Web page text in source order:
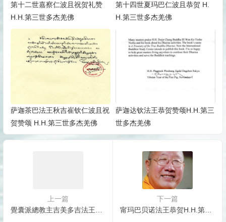
第十二世嘉察仁波且祝贺礼赞
H.H.第三世多杰羌佛
第十四世夏玛巴仁波且恭贺 H.
H.第三世多杰羌佛
萨迦茶巴法王秋吉崔钦仁波且祝
贺赞颂 H.H.第三世多杰羌佛
萨迦达钦法王恭贺赞颂H.H.第三
世多杰羌佛
上一篇
下一篇
甯玛巴贝诺法王恭贺H.H.第三世多杰羌佛